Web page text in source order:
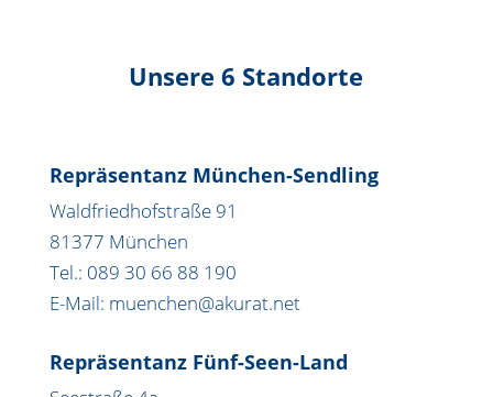
Unsere 6 Standorte
Repräsentanz München-Sendling
Waldfriedhofstraße 91
81377 München
Tel.: 089 30 66 88 190
E-Mail: muenchen@akurat.net
Repräsentanz Fünf-Seen-Land